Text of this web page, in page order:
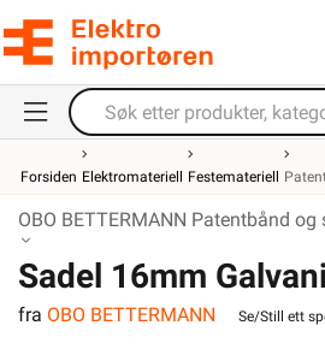
Forsiden Elektromateriell Festemateriell
OBO BETTERMANN Patentbånd og
Sadel 16mm
fra OBO BETTERMANN Se/Still ett